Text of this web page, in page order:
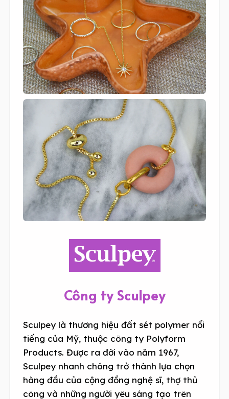
Công ty Sculpey
Sculpey là thương hiệu đất sét polymer nổi
tiếng của Mỹ, thuộc công ty Polyform
Products. Được ra đời vào năm 1967,
Sculpey nhanh chóng trở thành lựa chọn
hàng đầu của cộng đồng nghệ sĩ, thợ thủ
công và những người yêu sáng tạo trên